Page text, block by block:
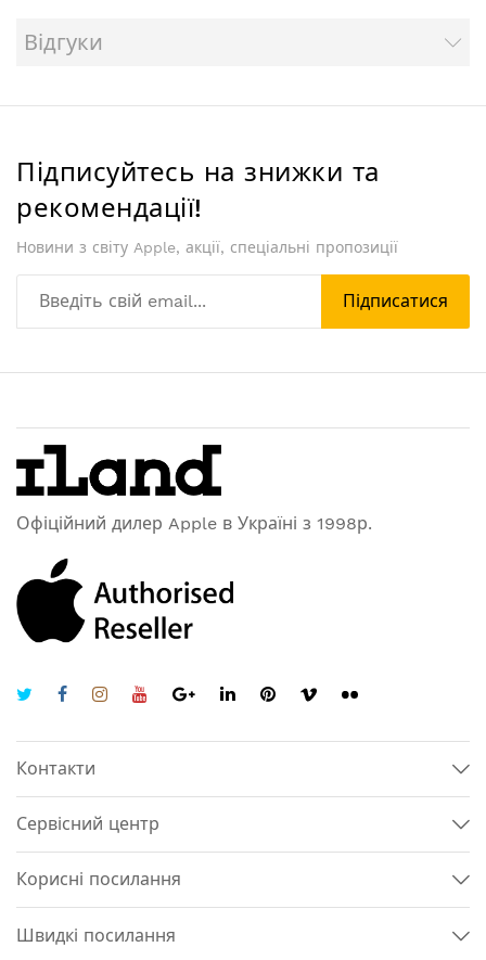
Відгуки
Підписуйтесь на знижки та
рекомендації!
Новини з світу Apple, акції, спеціальні пропозиції
Підписатися
Офіційний дилер Apple в Україні з 1998р.
Контакти
Сервісний центр
Корисні посилання
Швидкі посилання